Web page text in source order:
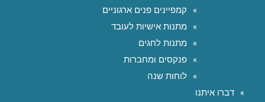
קמפיינים פנים ארגוניים
מתנות אישיות לעובד
מתנות לחגים
פנקסים ומחברות
לוחות שנה
דברו איתנו